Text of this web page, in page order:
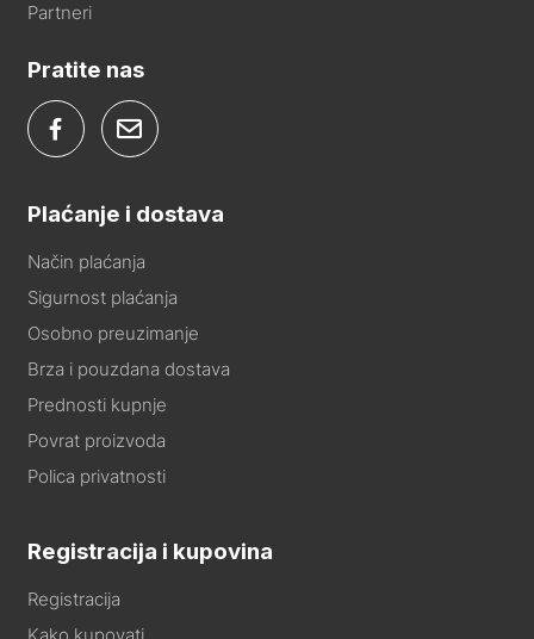
Partneri
Pratite nas
Plaćanje i dostava
Način plaćanja
Sigurnost plaćanja
Osobno preuzimanje
Brza i pouzdana dostava
Prednosti kupnje
Povrat proizvoda
Polica privatnosti
Registracija i kupovina
Registracija